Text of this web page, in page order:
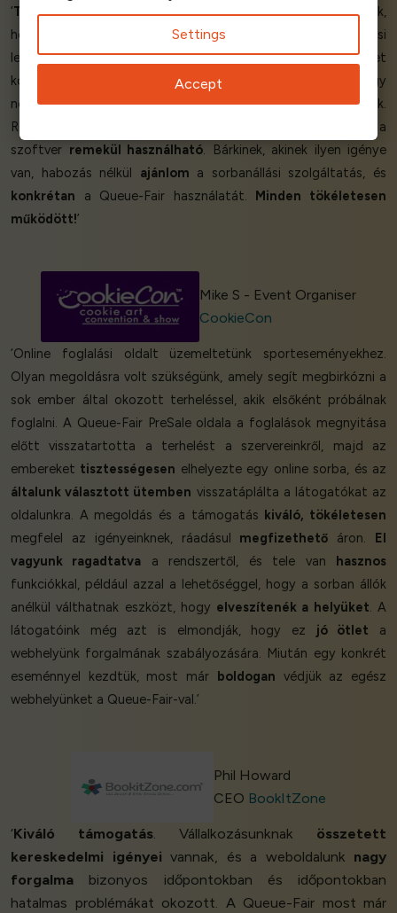
‘Tökéletes sorbanállási szolgáltatás. Nagyonhálásakvoltunk,
hogy felfedeztük a Queue-Fair-t! A rugalmas árképzési
lehetőségek jól működnek számunkra. A szolgáltatás, amelyet
korábban használtunk - egyre drágább lett, és úgy tűnt, hogy
nem alkalmazkodik egy olyan kis céghez, mint a miénk.
Ráadásul az
Végül pedig a
szoftver remekül használható. Bárkinek, akinek ilyen igénye
van, habozás nélkül ajánlom a sorbanállási szolgáltatás, és
konkrétan a Queue-Fair használatát. Minden tökéletesen
működött!’
Mike S - Event Organiser
CookieCon
‘Online foglalási oldalt üzemeltetünk sporteseményekhez.
Olyan megoldásra volt szükségünk, amely segít megbirkózni a
sok ember által okozott terheléssel, akik elsőként próbálnak
foglalni. A Queue-Fair PreSale oldala a foglalások megnyitása
előtt visszatartotta a terhelést a szervereinkről, majd az
embereket tisztességesen elhelyezte egy online sorba, és az
általunk választott ütemben visszatáplálta a látogatókat az
oldalunkra. A megoldás és a támogatás kiváló, tökéletesen
megfelel az igényeinknek, ráadásul megfizethető áron. El
vagyunk ragadtatva a rendszertől, és tele van hasznos
funkciókkal, például azzal a lehetőséggel, hogy a sorban állók
anélkül válthatnak eszközt, hogy elveszítenék a helyüket. A
látogatóink még azt is elmondják, hogy ez jó ötlet a
webhelyünk forgalmának szabályozására. Miután egy konkrét
eseménnyel kezdtük, most már boldogan védjük az egész
webhelyünket a Queue-Fair-val.’
Phil Howard
CEO BookItZone
‘Kiváló támogatás. Vállalkozásunknak összetett
kereskedelmi igényei vannak, és a weboldalunk nagy
forgalma bizonyos időpontokban és időpontokban
hatalmas problémákat okozott. A Queue-Fair most már
Settings
Accept